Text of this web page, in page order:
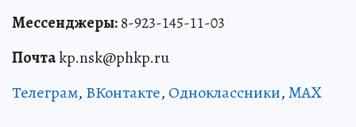
Мессенджеры:8-923-145-11-03
Почтаkp.nsk@phkp.ru
Телеграм, ВКонтакте, Одноклассники,MAX